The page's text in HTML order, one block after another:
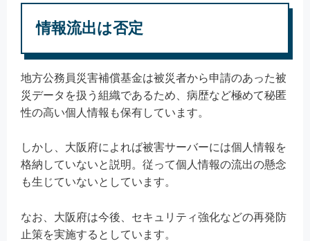
情報流出は否定
地方公務員災害補償基金は被災者から申請のあった被
災データを扱う組織であるため、病歴など極めて秘匿
性の高い個人情報も保有しています。
しかし、大阪府によれば被害サーバーには個人情報を
格納していないと説明。従って個人情報の流出の懸念
も生じていないとしています。
なお、大阪府は今後、セキュリティ強化などの再発防
止策を実施するとしています。